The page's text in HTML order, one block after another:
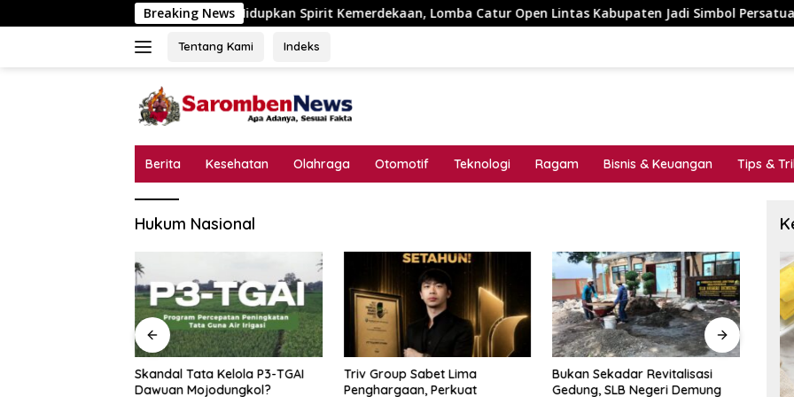
ke
Breaking News
Desa Pokaan Hidupkan Spirit Kemerdekaan, Lomba Catur Open Lintas Kabupaten Jadi Simbol Persatuan di HUT RI
Tentang Kami Indeks
Berita Kesehatan Olahraga Otomotif Teknologi Ragam Bisnis & Keuangan Tips &
Hukum Nasional
Skandal Tata Kelola P3-TGAI
Dawuan Mojodungkol?
Triv Group Sabet Lima
Penghargaan, Perkuat
Bukan Sekadar Revitalisasi
Gedung, SLB Negeri Demung